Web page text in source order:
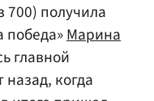
700) получила
победа»Марина
главной
когда